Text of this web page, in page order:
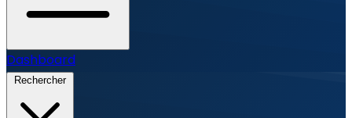
Dashboard
Rechercher